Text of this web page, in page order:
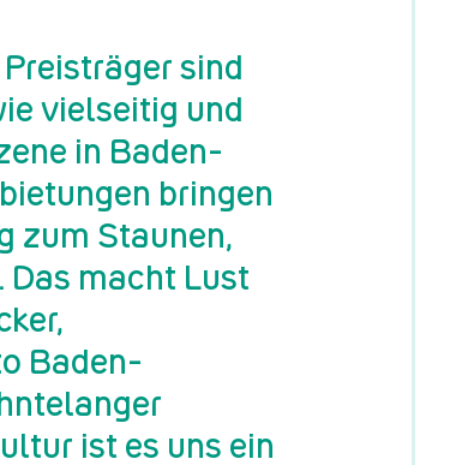
sind
vielseitig und
in Baden-
bringen
zum Staunen,
Das macht Lust
Baden-
ist es uns ein